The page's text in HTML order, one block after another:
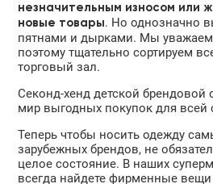
незначительным износом или
новые товары. Но однозначно
пятнами и дырками. Мы уважаем
поэтому тщательно сортируем
торговый зал.
Секонд-хенд детской брендовой
мир выгодных покупок для всей
Теперь чтобы носить одежду
зарубежных брендов, не
целое состояние. В наших
всегда найдете фирменные